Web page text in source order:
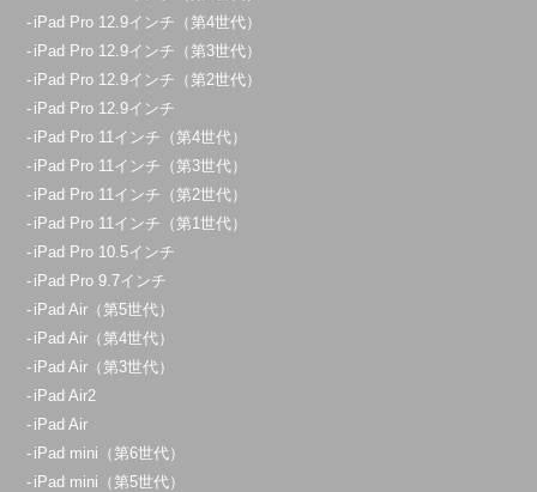
iPad Pro 12.9インチ（第4世代）
iPad Pro 12.9インチ（第3世代）
iPad Pro 12.9インチ（第2世代）
iPad Pro 12.9インチ
iPad Pro 11インチ（第4世代）
iPad Pro 11インチ（第3世代）
iPad Pro 11インチ（第2世代）
iPad Pro 11インチ（第1世代）
iPad Pro 10.5インチ
iPad Pro 9.7インチ
iPad Air（第5世代）
iPad Air（第4世代）
iPad Air（第3世代）
iPad Air2
iPad Air
iPad mini（第6世代）
iPad mini（第5世代）